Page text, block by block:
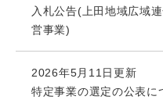
入札公告(上田地域広域
営事業)
2026年5月11日更新
特定事業の選定の公表に